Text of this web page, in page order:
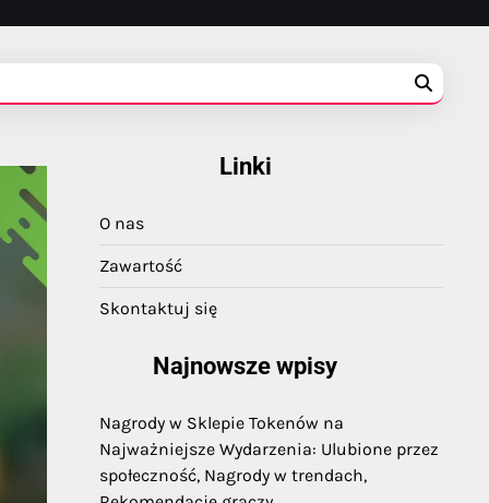
Linki
O nas
Zawartość
Skontaktuj się
Najnowsze wpisy
Nagrody w Sklepie Tokenów na
Najważniejsze Wydarzenia: Ulubione przez
społeczność, Nagrody w trendach,